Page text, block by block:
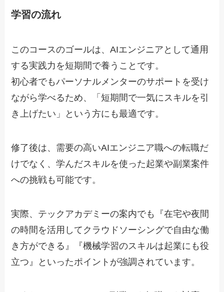
学習の流れ
このコースのゴールは、AIエンジニアとして通用
する実践力を短期間で養うことです。
初心者でもパーソナルメンターのサポートを受け
ながら学べるため、「短期間で一気にスキルを引
き上げたい」という方にも最適です。
修了後は、需要の高いAIエンジニア職への転職だ
けでなく、学んだスキルを使った起業や副業案件
への挑戦も可能です。
実際、テックアカデミーの案内でも『在宅や夜間
の時間を活用してクラウドソーシングで自由な働
き方ができる』『機械学習のスキルは起業にも役
立つ』といったポイントが強調されています。